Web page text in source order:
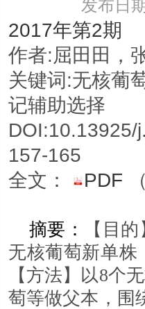
发布日
2017年第2期
作者:屈田田，
关键词:无核葡
记辅助选择
DOI:10.13925/
157-165
全文：
PDF
摘要 ：
【目
无核葡萄新单株
【方法】以8个
萄等做父本，围